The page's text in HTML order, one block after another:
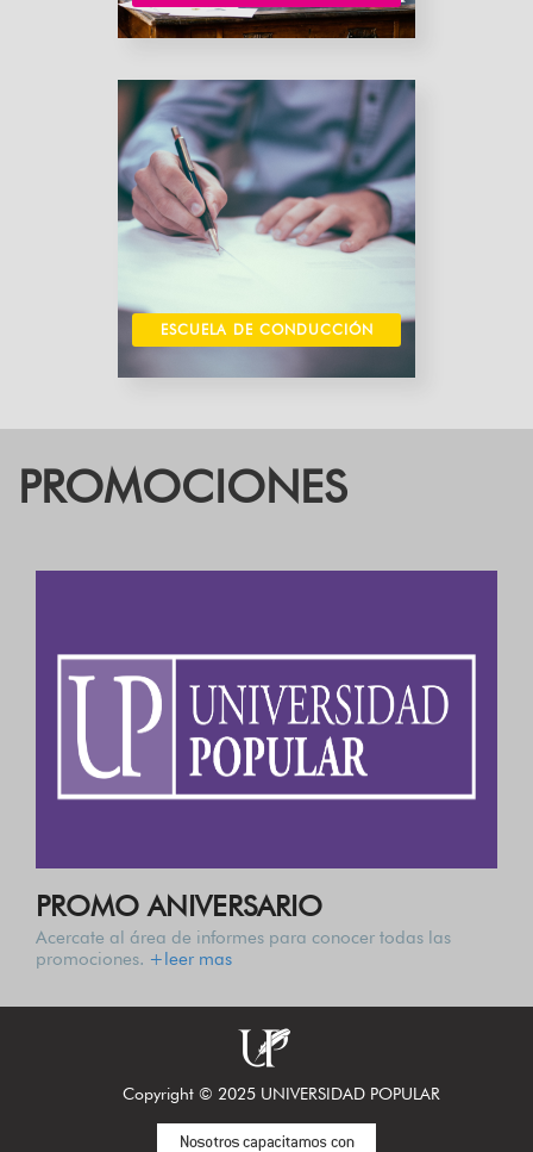
ESCUELA DE CONDUCCIÓN
PROMOCIONES
PROMO ANIVERSARIO
Acercate al área de informes para conocer todas las
promociones. +leer mas
Copyright © 2025 UNIVERSIDAD POPULAR